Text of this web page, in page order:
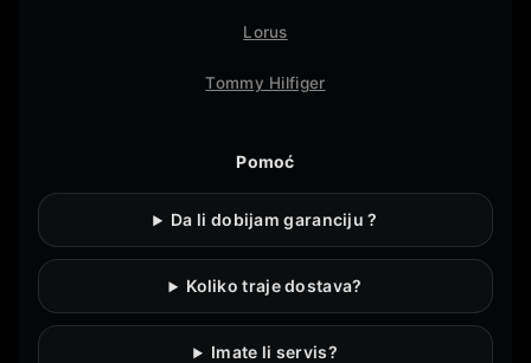
Lorus
Tommy Hilfiger
Pomoć
Da li dobijam garanciju ?
Koliko traje dostava?
Imate li servis?